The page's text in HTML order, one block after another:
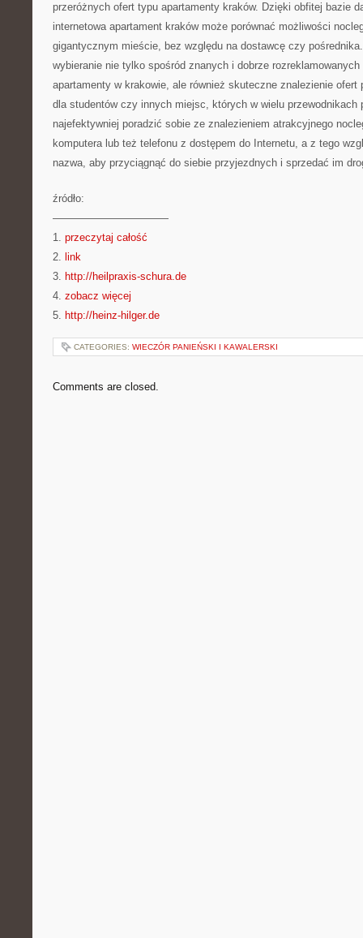
przeróżnych ofert typu apartamenty kraków. Dzięki obfitej bazie
internetowa apartament kraków może porównać możliwości
gigantycznym mieście, bez względu na dostawcę czy
wybieranie nie tylko spośród znanych i dobrze
apartamenty w krakowie, ale również skuteczne znalezienie ofert
dla studentów czy innych miejsc, których w wielu przewodnikach
najefektywniej poradzić sobie ze znalezieniem atrakcyjnego
komputera lub też telefonu z dostępem do Internetu, a z tego
nazwa, aby przyciągnąć do siebie przyjezdnych i sprzedać im
źródło:
———————————
1. przeczytaj całość
2. link
3. http://heilpraxis-schura.de
4. zobacz więcej
5. http://heinz-hilger.de
CATEGORIES: WIECZÓR PANIEŃSKI I KAWALERSKI
Comments are closed.